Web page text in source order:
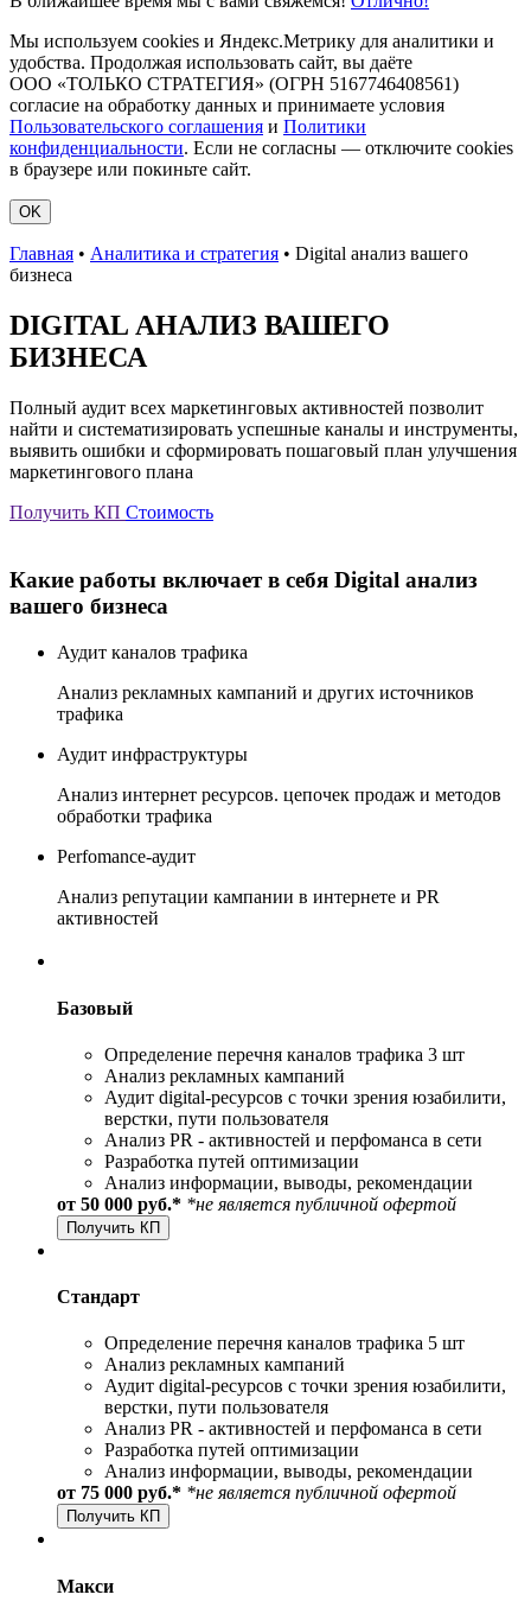
Мы используем cookies и Яндекс.Метрику для аналитики и
удобства. Продолжая использовать сайт, вы даёте
ООО «ТОЛЬКО СТРАТЕГИЯ» (ОГРН 5167746408561)
согласие на обработку данных и принимаете условия
Пользовательского соглашения и Политики
конфиденциальности. Если не согласны — отключите cookies
в браузере или покиньте сайт.
OK
Главная • Аналитика и стратегия • Digital анализ вашего
бизнеса
DIGITAL АНАЛИЗ ВАШЕГО
БИЗНЕСА
Полный аудит всех маркетинговых активностей позволит
найти и систематизировать успешные каналы и инструменты,
выявить ошибки и сформировать пошаговый план улучшения
маркетингового плана
Получить КП Стоимость
Какие работы включает в себя Digital анализ
вашего бизнеса
Аудит каналов трафика
Анализ рекламных кампаний и других источников
трафика
Аудит инфраструктуры
Анализ интернет ресурсов. цепочек продаж и методов
обработки трафика
Perfomance-аудит
Анализ репутации кампании в интернете и PR
активностей
Базовый
Определение перечня каналов трафика 3 шт
Анализ рекламных кампаний
Аудит digital-ресурсов с точки зрения юзабилити,
верстки, пути пользователя
Анализ PR - активностей и перфоманса в сети
Разработка путей оптимизации
Анализ информации, выводы, рекомендации
от 50 000 руб.* *не является публичной офертой
Получить КП
Стандарт
Определение перечня каналов трафика 5 шт
Анализ рекламных кампаний
Аудит digital-ресурсов с точки зрения юзабилити,
верстки, пути пользователя
Анализ PR - активностей и перфоманса в сети
Разработка путей оптимизации
Анализ информации, выводы, рекомендации
от 75 000 руб.* *не является публичной офертой
Получить КП
Макси